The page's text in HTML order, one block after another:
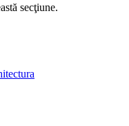
secţiune.